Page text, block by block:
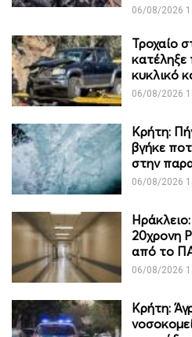
06/08/2026
Τροχαίο
κυκλικό
06/08/2026
Κρήτη:
βγήκε
στην
06/08/2026
20χρονη
από το
06/08/2026
Κρήτη: